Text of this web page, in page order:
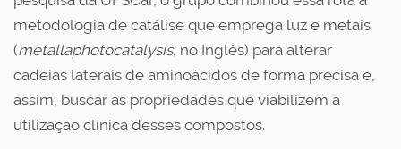
metodologia de catálise que emprega luz e metais
(metallaphotocatalysis, no Inglês) para alterar
cadeias laterais de aminoácidos de forma precisa e,
assim, buscar as propriedades que viabilizem a
utilização clínica desses compostos.